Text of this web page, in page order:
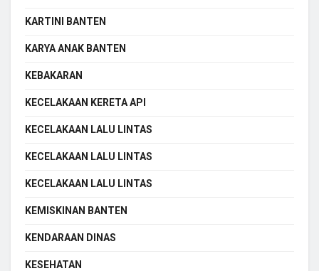
KARTINI BANTEN
KARYA ANAK BANTEN
KEBAKARAN
KECELAKAAN KERETA API
KECELAKAAN LALU LINTAS
KECELAKAAN LALU LINTAS
KECELAKAAN LALU LINTAS
KEMISKINAN BANTEN
KENDARAAN DINAS
KESEHATAN